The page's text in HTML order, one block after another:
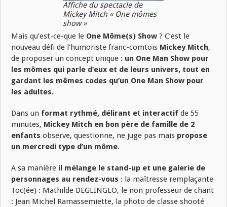
Affiche du spectacle de
Mickey Mitch « One mômes
show »
Mais qu’est-ce-que le One Môme(s) Show ? C’est le
nouveau défi de l’humoriste franc-comtois Mickey Mitch,
de proposer un concept unique : un One Man Show pour
les mômes qui parle d’eux et de leurs univers, tout en
gardant les mêmes codes qu’un One Man Show pour
les adultes.
Dans un format rythmé, délirant et interactif de 55
minutes, Mickey Mitch en bon père de famille de 2
enfants observe, questionne, ne juge pas mais propose
un mercredi type d’un môme.
A sa manière il mélange le stand-up et une galerie de
personnages au rendez-vous : la maîtresse remplaçante
Toc(ée) : Mathilde DEGLINGLO, le non professeur de chant
: Jean Michel Ramassemiette, la photo de classe shooté